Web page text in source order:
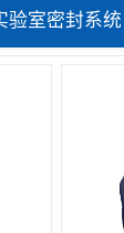
验室密封系统